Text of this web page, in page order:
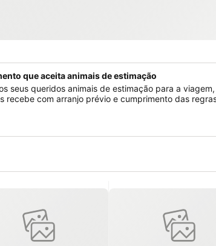
que aceita animais de estimação
seus queridos animais de estimação para a
recebe com arranjo prévio e cumprimento das